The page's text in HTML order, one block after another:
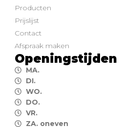
Producten
Prijslijst
Contact
Afspraak maken
Openingstijden
MA.
DI.
WO.
DO.
VR.
ZA. oneven